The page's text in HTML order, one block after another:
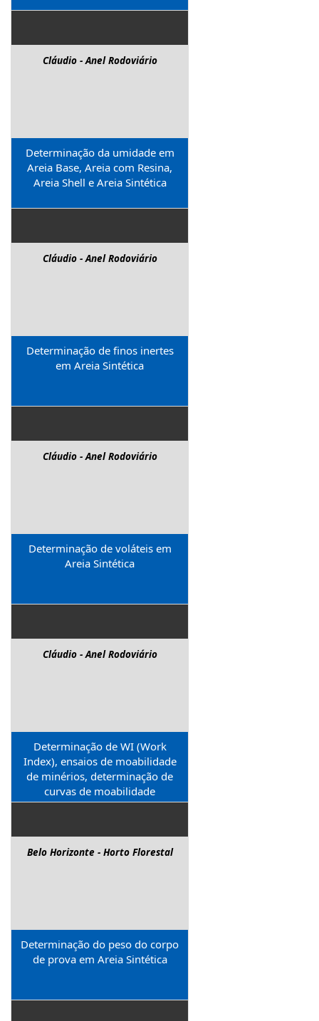
Cláudio - Anel Rodoviário
Determinação da umidade em
Areia Base, Areia com Resina,
Areia Shell e Areia Sintética
Cláudio - Anel Rodoviário
Determinação de finos inertes
em Areia Sintética
Cláudio - Anel Rodoviário
Determinação de voláteis em
Areia Sintética
Cláudio - Anel Rodoviário
Determinação de WI (Work
Index), ensaios de moabilidade
de minérios, determinação de
curvas de moabilidade
Belo Horizonte - Horto Florestal
Determinação do peso do corpo
de prova em Areia Sintética